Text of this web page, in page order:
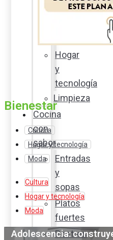
nuevos
Hogar
y
tecnología
Limpieza
Cocina
con
sabor
Entradas
y
sopas
Platos
fuertes
Postres
Bienestar
Cultura
Hogar y tecnología
Moda
Cultura
Hogar y tecnología
Moda
Adolescencia: